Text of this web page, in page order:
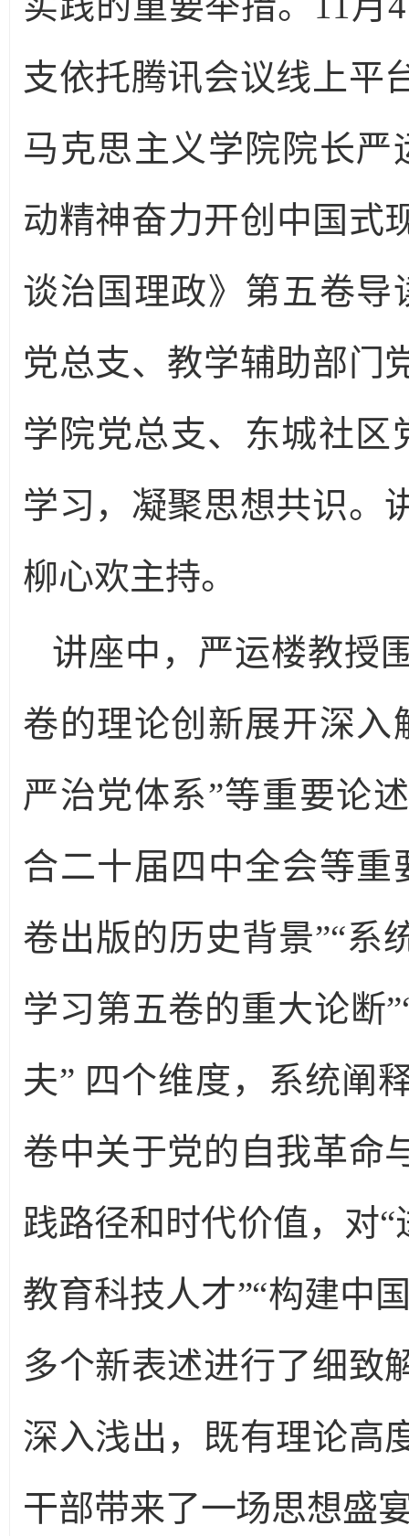
支依托腾讯会议线上平
马克思主义学院院长严
动精神奋力开创中国
谈治国理政》第五卷导
党总支、教学辅助部门
学院党总支、东城社区
学习，凝聚思想共识。
柳心欢主持。
讲座中，严运楼教授
卷的理论创新展开深入
严治党体系”等重要论
合二十届四中全会等重
卷出版的历史背景”“系
学习第五卷的重大论断
夫” 四个维度，系统阐
卷中关于党的自我革命
践路径和时代价值，对
教育科技人才”“构建中
多个新表述进行了细致
深入浅出，既有理论高
干部带来了一场思想盛